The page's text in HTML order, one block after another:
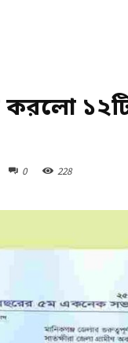
১২টি
0 228